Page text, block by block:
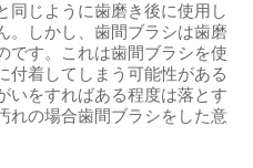
同じように歯磨き後に使用し
。しかし、歯間ブラシは歯磨
です。これは歯間ブラシを使
付着してしまう可能性がある
いをすればある程度は落とす
れの場合歯間ブラシをした意